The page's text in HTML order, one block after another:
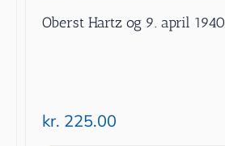
Oberst Hartz og 9. april
kr. 225.00